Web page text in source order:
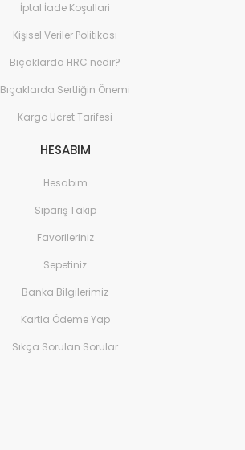
İptal İade Koşullari
Kişisel Veriler Politikası
Bıçaklarda HRC nedir?
Bıçaklarda Sertliğin Önemi
Kargo Ücret Tarifesi
HESABIM
Hesabım
Sipariş Takip
Favorileriniz
Sepetiniz
Banka Bilgilerimiz
Kartla Ödeme Yap
Sıkça Sorulan Sorular